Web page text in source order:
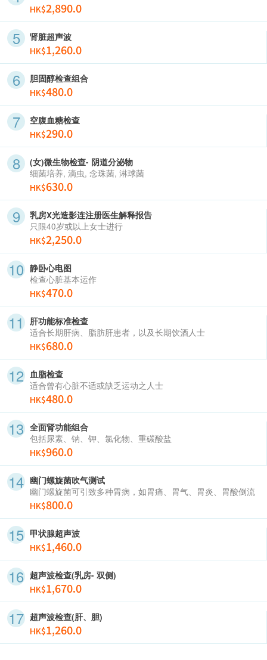
HK$2,890.0
肾脏超声波
HK$1,260.0
胆固醇检查组合
HK$480.0
空腹血糖检查
HK$290.0
(女)微生物检查- 阴道分泌物
细菌培养, 滴虫, 念珠菌, 淋球菌
HK$630.0
乳房X光造影连注册医生解释报告
只限40岁或以上女士进行
HK$2,250.0
静卧心电图
检查心脏基本运作
HK$470.0
肝功能标准检查
适合长期肝病、脂肪肝患者，以及长期饮酒人士
HK$680.0
血脂检查
适合曾有心脏不适或缺乏运动之人士
HK$480.0
全面肾功能组合
包括尿素、钠、钾、氯化物、重碳酸盐
HK$960.0
幽门螺旋菌吹气测试
幽门螺旋菌可引致多种胃病，如胃痛、胃气、胃炎、胃酸倒流
HK$800.0
甲状腺超声波
HK$1,460.0
超声波检查(乳房- 双侧)
HK$1,670.0
超声波检查(肝、胆)
HK$1,260.0